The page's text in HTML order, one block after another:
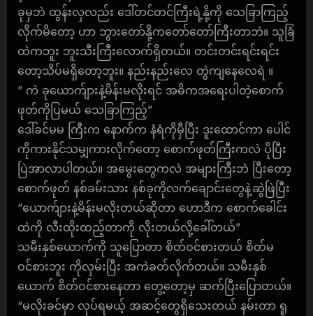
ခုမှဘဲ ထွန်းလှလည်း ဒေါ်တင်တင်ကြီးရဲ့နို့ကို သေခြာကြည့်
လိုက်မိတော့ ဟာ ဘွားတော်နို့ကတော်တော်ကြီးတာဘဲ။ သူခြံ
ထဲကဘူး ဘူးသီးကြီးလောက်ရှိတယ်။ တင်းတင်းရင်းရင်း
တော့သိပ်မရှိတော့ဘူး။ နည်းနည်းလေ တွဲကျနေလေရဲ ။
” ကဲ ခုယောက်ျားနဲ့မိန်းမလိုးရင် အဓိကအရေးပါတဲ့စောက်
ဖုတ်ကိုပြမယ် သေခြာကြည့်”
ဒေါ်ခင်မမ ကြီးက နောက်က နံရံကိုမှီပြီး ဒူးထောင်ကာ ပေါင်
ကိုကားနိုင်သမျှကားလိုက်တော့ စောက်ဖုတ်ကြီးကလဲ ပိုပြီး
ပြဲအာလာပါတယ်။ အမွေးတွေကလဲ အများကြီးဘဲ ပြီးတော့
စောက်ဖုတ် နစ်ခမ်းသား နစ်ခုကိုလက်ချောင်းတွေနဲ့ဆွဲဖြဲပြီး
“ယောက်ျားနဲ့မိန်းမလိုးတယ်ဆိုတာ ဟောဒီက စောက်ခေါင်း
ထဲကို လီးထိုးထည့်တာကို လိုးတယ်လို့ခေါ်တယ်”
သမီးနှစ်ယောက်ကို သူပြောတာ စိတ်ဝင်စားတယ် စိတ်မ
ဝင်စားဘူး ကိုလှမ်းပြီး အကဲခတ်လိုက်တယ်။ သမီးနှစ်
ယောက် စိတ်ဝင်စားနေတာ တွေ့တော့မှ ဆက်ပြီးပြောတယ်။
“မလိုးခင်မှာ လုပ်ရမယ့် အဆင့်တွေရှိသေးတယ် နမ်းတာ ရူ